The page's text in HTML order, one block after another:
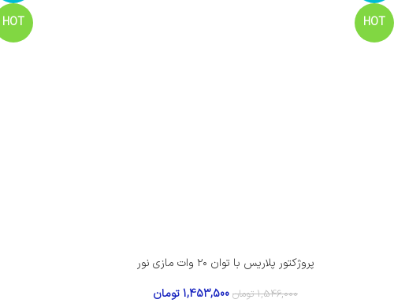
HOT
پروژکتور پلاریس با توان ۲۰ وات مازی نور
1,546,000 تومان 1,453,500تومان
HOT